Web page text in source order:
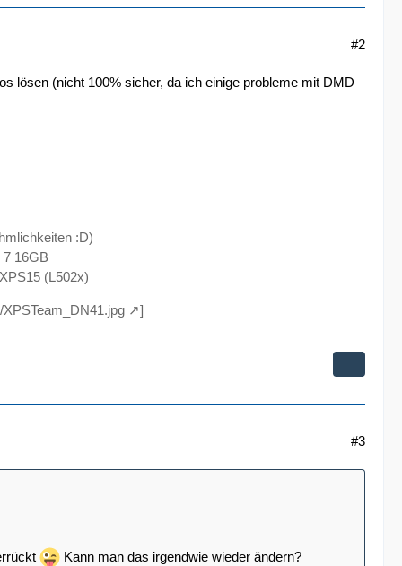
#2
lösen (nicht 100% sicher, da ich einige probleme mit DMD
:D)
16GB
(L502x)
]
#3
Kann man das irgendwie wieder ändern?